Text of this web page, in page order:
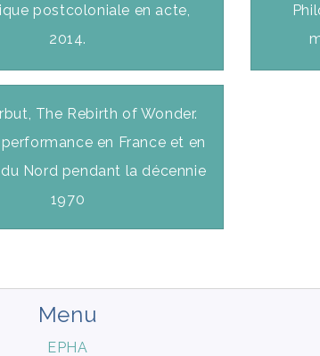
postcoloniale en acte,
2014.
The Rebirth of Wonder.
en France et en
Nord pendant la décennie
1970
Menu
EPHA